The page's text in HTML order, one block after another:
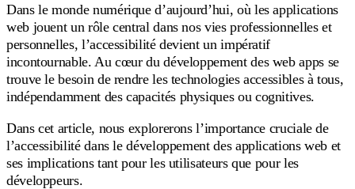
Dans le monde numérique d’aujourd’hui, où les applications
web jouent un rôle central dans nos vies professionnelles et
personnelles, l’accessibilité devient un impératif
incontournable. Au cœur du développement des web apps se
trouve le besoin de rendre les technologies accessibles à tous,
indépendamment des capacités physiques ou cognitives.
Dans cet article, nous explorerons l’importance cruciale de
l’accessibilité dans le développement des applications web et
ses implications tant pour les utilisateurs que pour les
développeurs.